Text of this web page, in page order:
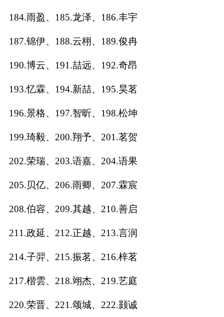
184.雨盈、185.龙泽、186.丰宇
187.锦伊、188.云栩、189.俊冉
190.博云、191.喆远、192.奇昂
193.忆霖、194.新喆、195.昊茗
196.景格、197.智昕、198.松坤
199.琦毅、200.翔予、201.茗贺
202.荣瑞、203.语嘉、204.语果
205.贝亿、206.雨卿、207.霖宸
208.伯容、209.其越、210.善启
211.政延、212.正越、213.言润
214.子羿、215.振茗、216.梓茗
217.楷雲、218.翊杰、219.艺庭
220.荣晋、221.颂城、222.颢诚